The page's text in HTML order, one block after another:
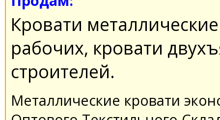
Кровати
рабочих, кровати
строителей.
Металлические кровати